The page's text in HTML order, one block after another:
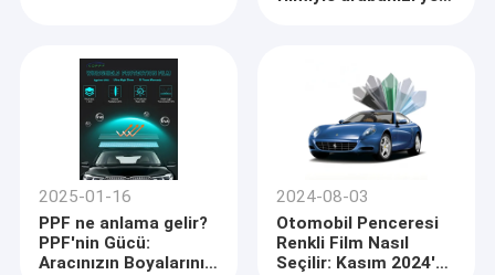
2025-01-16
PPF ne anlama gelir?
PPF'nin Gücü:
Aracınızın Boyalarını
2024-08-03
Otomobil Penceresi
Renkli Film Nasıl
Seçilir: Kasım 2024'te